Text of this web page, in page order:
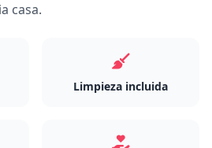
casa.
Limpieza incluida